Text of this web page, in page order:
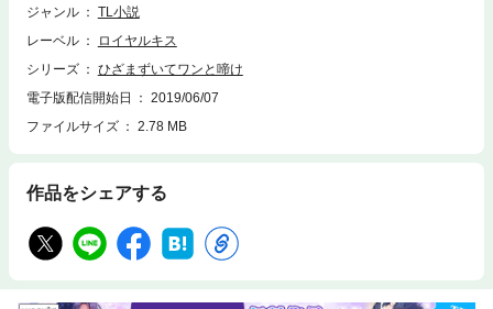
い。
ジャンル
TL小説
レーベル
ロイヤルキス
シリーズ
ひざまずいてワンと啼け
電子版配信開始日
2019/06/07
ファイルサイズ
2.78 MB
作品をシェアする